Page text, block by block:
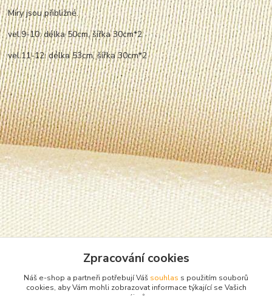
Míry jsou přibližné.
vel.9-10: délka 50cm, šířka 30cm*2
vel.11-12: délka 53cm, šířka 30cm*2
Zpracování cookies
Náš e-shop a partneři potřebují Váš souhlas s použitím souborů
cookies, aby Vám mohli zobrazovat informace týkající se Vašich